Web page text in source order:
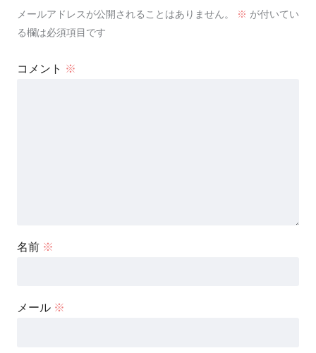
メールアドレスが公開されることはありません。 ※ が付いてい
る欄は必須項目です
コメント ※
名前 ※
メール ※